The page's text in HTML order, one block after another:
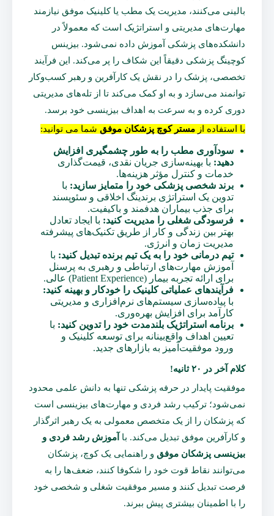
بالینی می‌کنند، مدیریت یک مطب یا کلینیک موفق نیازمند
مهارت‌های مدیریتی و استراتژیک است که معمولاً در
دانشکده‌های پزشکی آموزش داده نمی‌شود. بیزینس
کوچینگ پزشکی دقیقاً این شکاف را پر می‌کند. این فرآیند
تخصصی، پزشک را در نقش یک کارآفرین و رهبر کسب‌وکار
توانمند می‌سازد و به او کمک می‌کند تا از تله‌های مدیریتی
دوری کرده و به سرعت به اهداف بیزینسی خود برسد.
با استفاده از مستر کوچ پزشکان موفق شما می توانید:
سودآوری مطب را به طور چشمگیری افزایش
دهید: با بهینه‌سازی جریان نقدی، قیمت‌گذاری
خدمات و کنترل مؤثر هزینه‌ها.
برند شخصی پزشکی خود را متمایز سازید: با
تدوین یک استراتژی برندینگ اخلاقی و سئوپسند
برای جذب بیماران هدفمند و باکیفیت.
فرسودگی شغلی را مدیریت کنید: با ایجاد تعادل
بهتر بین زندگی و کار از طریق تکنیک‌های پیشرفته
مدیریت زمان و انرژی.
تیم درمانی خود را به یک تیم برنده تبدیل کنید: با
آموزش مهارت‌های ارتباطی و رهبری به پرسنل
برای ارائه تجربه بیمار (Patient Experience) عالی.
فرآیندهای عملیاتی کلینیک را خودکار و بهینه کنید:
با پیاده‌سازی سیستم‌های نرم‌افزاری و مدیریتی
کارآمد برای افزایش بهره‌وری.
برنامه استراتژیک بلندمدت خود را تدوین کنید: با
تعیین اهداف واقع‌بینانه برای توسعه کلینیک و
ورود موفقیت‌آمیز به بازارهای جدید.
کلام آخر در ۲۰ ثانیه!
موفقیت پایدار در حرفه پزشکی تنها به دانش علمی محدود
نمی‌شود؛ ترکیب رشد فردی و مهارت‌های بیزینسی است
که پزشکان را از یک متخصص معمولی به یک رهبر اثرگذار
و کارآفرین موفق تبدیل می‌کند. با آموزش رشد فردی و
بیزینسی پزشکان موفق و راهنمایی یک کوچ، پزشکان
می‌توانند نقاط قوت خود را شکوفا کنند، ضعف‌ها را به
فرصت تبدیل کنند و مسیر موفقیت شغلی و شخصی خود
را با اطمینان بیشتری پیش ببرند.